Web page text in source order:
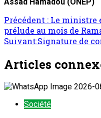
Précédent : Le ministre
prélude au mois de
Suivant:Signature de
Articles
Société